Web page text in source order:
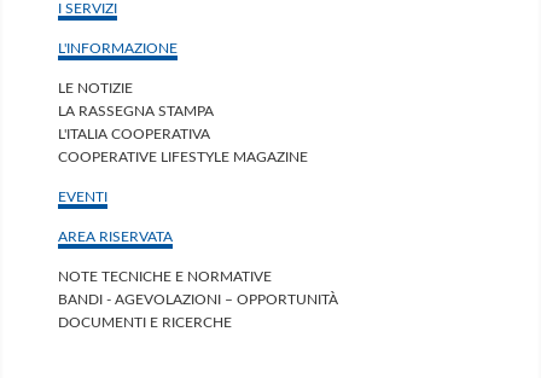
I SERVIZI
L'INFORMAZIONE
LE NOTIZIE
LA RASSEGNA STAMPA
L'ITALIA COOPERATIVA
COOPERATIVE LIFESTYLE MAGAZINE
EVENTI
AREA RISERVATA
NOTE TECNICHE E NORMATIVE
BANDI - AGEVOLAZIONI – OPPORTUNITÀ
DOCUMENTI E RICERCHE